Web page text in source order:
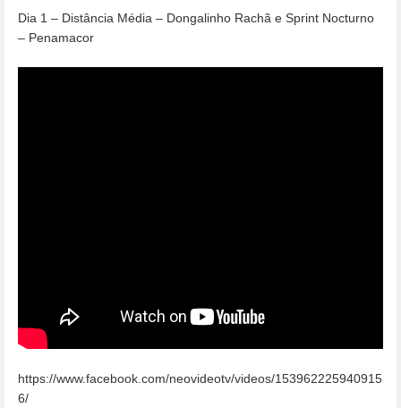
Dia 1 – Distância Média – Dongalinho Rachã e Sprint Nocturno
– Penamacor
https://www.facebook.com/neovideotv/videos/153962225940915
6/